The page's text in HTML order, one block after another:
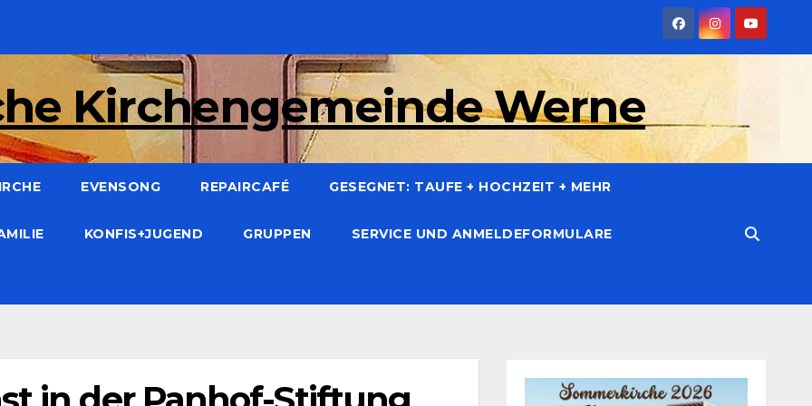
Kirchengemeinde Werne
EVENSONG REPAIRCAFÉ GESEGNET: TAUFE + HOCHZEIT + MEHR
KONFIS+JUGEND GRUPPEN SERVICE UND ANMELDEFORMULARE